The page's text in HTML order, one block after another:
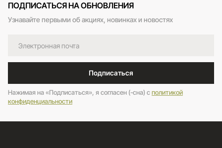
ПОДПИСАТЬСЯ НА ОБНОВЛЕНИЯ
Узнавайте первыми об акциях, новинках и новостях
Подписаться
Нажимая на «Подписаться», я согласен (-сна) cполитикой
конфиденциальности